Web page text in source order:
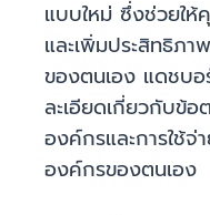
แบบใหม่ ซึ่งช่วยใ
และเพิ่มประสิทธิภ
ของตนเอง แดชบ
ละเอียดเกี่ยวกับข้
องค์กรและการใช้
องค์กรของตนเอง